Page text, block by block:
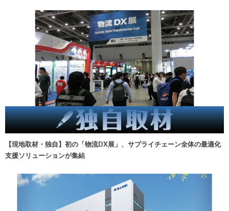
【現地取材・独自】初の「物流DX展」、サプライチェーン全体の最適化
支援ソリューションが集結